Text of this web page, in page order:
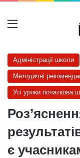
Меню
Адміністрації школи
Методичні
Усі уроки початкова
є